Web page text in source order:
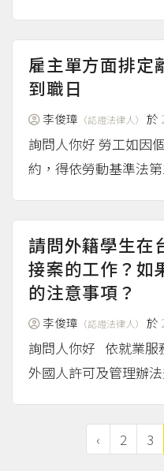
則第7條規定，勞工因
可以請事假。 請依實
有個案認定上的疑義...
雇主單方面排定
到職日
李俊璋 （認證法律人） 於
詢問人你好 勞工如因
約，得依勞動基準法第
的終止屬於形成權之
契約的意思表示到達
不必得到對方同意。...
請問外籍學生在
接案的工作？如
的注意事項？
李俊璋 （認證法律人） 於
詢問人你好 依就業服
外國人許可及管理辦
許可期限最長為1年；
外，工作時間每星期
‹ 2 3